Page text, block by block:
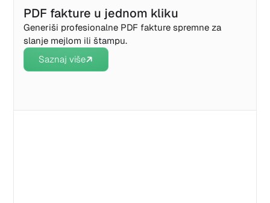
PDF fakture u jednom kliku
Generiši profesionalne PDF fakture spremne za
slanje mejlom ili štampu.
Saznaj više